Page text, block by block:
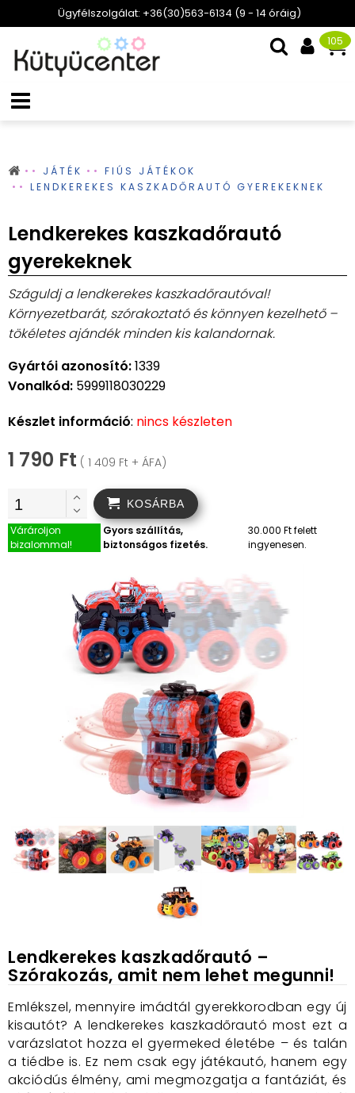
Ügyfélszolgálat: +36(30)563-6134 (9 - 14 óráig)
105
JÁTÉK
FIÚS JÁTÉKOK
LENDKEREKES KASZKADŐRAUTÓ GYEREKEKNEK
Lendkerekes kaszkadőrautó
gyerekeknek
Száguldj a lendkerekes kaszkadőrautóval!
Környezetbarát, szórakoztató és könnyen kezelhető –
tökéletes ajándék minden kis kalandornak.
Gyártói azonosító:1339
Vonalkód: 5999118030229
Készlet információ: nincs készleten
1 790 Ft ( 1 409 Ft + ÁFA)
KOSÁRBA
Várároljon
bizalommal!
Gyors szállítás,
biztonságos fizetés.
30.000 Ft felett
ingyenesen.
Lendkerekes kaszkadőrautó –
Szórakozás, amit nem lehet megunni!
Emlékszel, mennyire imádtál gyerekkorodban egy új
kisautót? A lendkerekes kaszkadőrautó most ezt a
varázslatot hozza el gyermeked életébe – és talán
a tiédbe is. Ez nem csak egy játékautó, hanem egy
akciódús élmény, ami megmozgatja a fantáziát, és